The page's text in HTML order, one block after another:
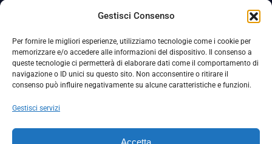
Gestisci Consenso
Per fornire le migliori esperienze, utilizziamo tecnologie come i cookie per
memorizzare e/o accedere alle informazioni del dispositivo. Il consenso a
queste tecnologie ci permetterà di elaborare dati come il comportamento di
navigazione o ID unici su questo sito. Non acconsentire o ritirare il
consenso può influire negativamente su alcune caratteristiche e funzioni.
Gestisci servizi
Accetta
Privacy Policy Cookie Policy
La Società ha nominato il Responsabile della Protezione dei Dati Personali (DPO), figura specializzata che vigila sulle modalità
adottate dalla nostra Società per tutelare i Suoi dati personali.
Per contattare il DPO può scrivere a